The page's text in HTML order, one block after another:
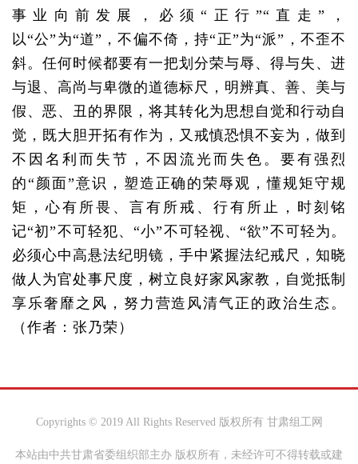
事业向前发展，必须“正行”“直走”，
以“公”为“道”，不偏不倚，持“正”为“派”，不歪不
斜。任何时候都要有一把划分荣与辱、得与失、进
与退、高尚与卑微的道德标尺，明辨真、善、美与
假、恶、丑的界限，将其转化为思想自觉和行动自
觉，既大胆开拓有作为，又戒慎恐惧不妄为，做到
不因名利而失节，不因流光而失色。要有强烈
的“颜面”意识，塑造正确的荣辱观，懂规矩守规
矩，心有所畏、言有所戒、行有所止，时刻铭
记“初”不可轻犯、“小”不可轻视、“欲”不可轻为。
必须心中高悬法纪明镜，手中紧握法纪戒尺，知晓
做人为官处事尺度，树立良好家风家教，自觉抵制
享乐奢靡之风，努力营造风清气正的政治生态。
（作者：张乃荣）
Copyrights © 2019 All Rights Reserved 版权所有 甘肃组工网
本站由中共甘肃省委组织部主办 版权所有，未经许可不得转载或建